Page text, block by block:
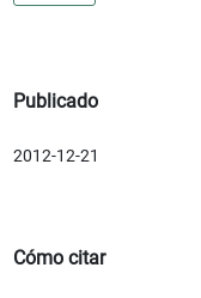
Publicado
2012-12-21
Cómo citar